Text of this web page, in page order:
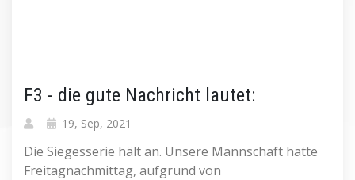
F3 - die gute Nachricht lautet:
19, Sep, 2021
Die Siegesserie hält an. Unsere Mannschaft hatte
Freitagnachmittag, aufgrund von